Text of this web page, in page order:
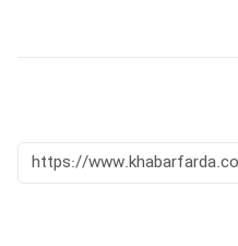
https://